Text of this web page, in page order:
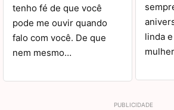
tenho fé de que você
pode me ouvir quando
falo com você. De que
nem mesmo…
linda